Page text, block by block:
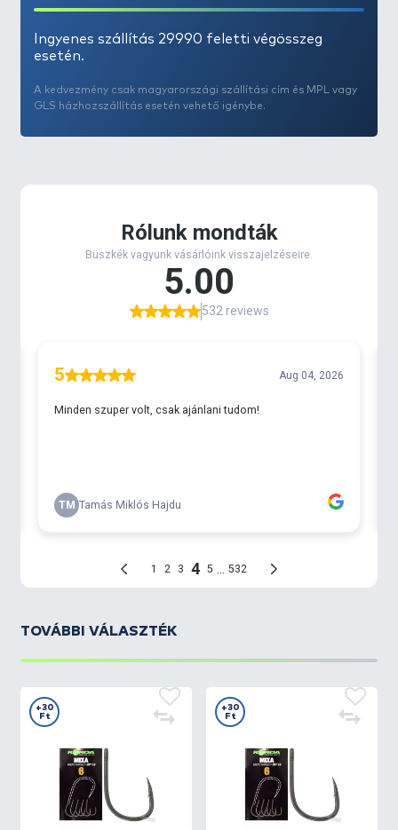
Ingyenes szállítás 29990 feletti végösszeg
esetén.
A kedvezmény csak magyarországi szállítási cím és MPL vagy
GLS házhozszállítás esetén vehető igénybe.
TOVÁBBI VÁLASZTÉK
+30
Ft
+30
Ft